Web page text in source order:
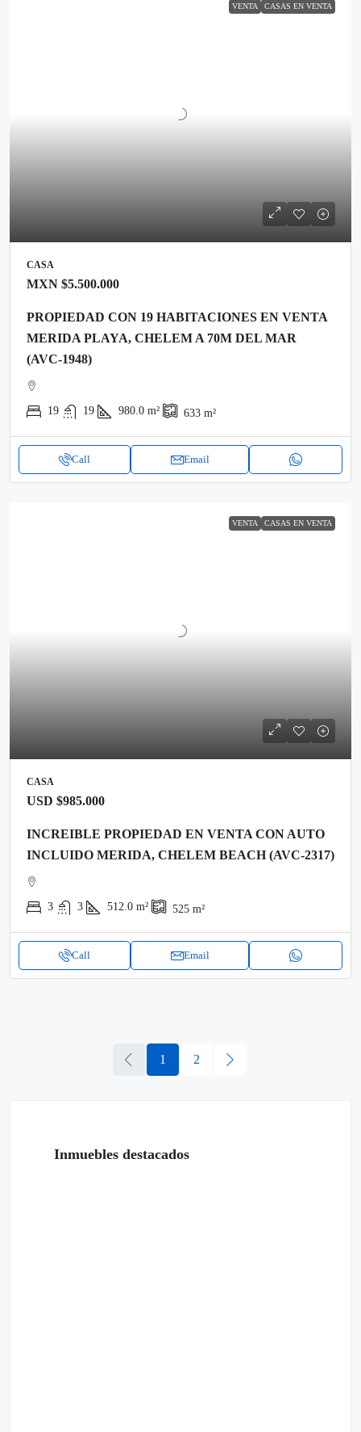
VENTA CASAS EN VENTA
CASA
MXN $5.500.000
PROPIEDAD CON 19 HABITACIONES EN VENTA
MERIDA PLAYA, CHELEM A 70M DEL MAR
(AVC-1948)
19 19 980.0 m² 633 m²
Call Email
VENTA CASAS EN VENTA
CASA
USD $985.000
INCREIBLE PROPIEDAD EN VENTA CON AUTO
INCLUIDO MERIDA, CHELEM BEACH (AVC-2317)
3 3 512.0 m² 525 m²
Call Email
1 2
Inmuebles destacados